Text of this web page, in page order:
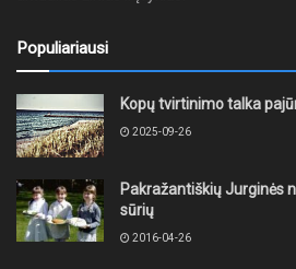
Populiariausi
Kopų tvirtinimo talka
2025-09-26
Pakražantiškių Jurginės
sūrių
2016-04-26